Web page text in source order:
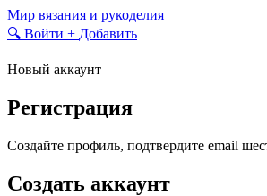
Skip
to
Мир вязания и рукоделия
🔍 Войти + Добавить
Новый аккаунт
Регистрация
Создайте профиль, подтвердите email
Создать аккаунт